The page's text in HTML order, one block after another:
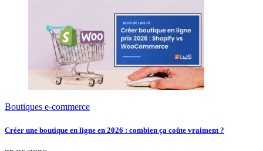
Boutiques e-commerce
Créer une boutique en ligne en 2026 : combien ça coûte vraiment ?